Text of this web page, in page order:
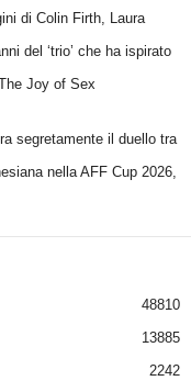
di Colin Firth, Laura
del ‘trio’ che ha ispirato
Joy of Sex
segretamente il duello tra
nella AFF Cup 2026,
48810
13885
2242